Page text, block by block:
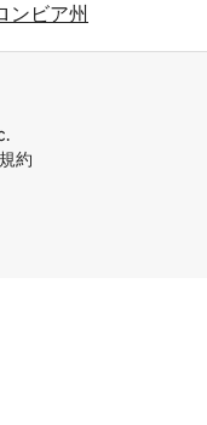
ンビア州
約